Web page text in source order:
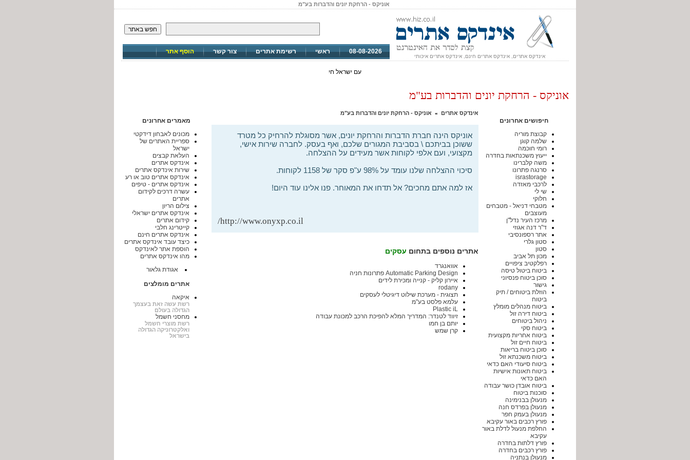
אוניקס - הרחקת יונים והדברות בע"מ
אינדקס אתרים, אינדקס אתרים חינם, אינדקס אתרים איכותי
חפש באתר
08-08-2026 ראשי רשימת אתרים צור קשר הוסף אתר
עם ישראל חי
אוניקס - הרחקת יונים והדברות בע"מ
חיפושים אחרונים
קבוצת מוריה
שלמה קוגן
רומי חוכמה
ייעוץ משכנתאות בחדרה
משה קלברינו
סרנגה פתרונו
israstorage
לרכבי מאזדה
שי לי
חלוקי
מטבחי דניאל - מטבחים
מעוצבים
מרכז העיר נדל"ן
ד"ר דנה אגוזי
אתר רספונסיבי
סטון גלרי
סטון
מכון תל אביב
רפלקטיב ציפויים
ביטוח ביטול טיסה
סוכן ביטוח פנסיוני
גישור
הוזלת ביטוחים / תיק
ביטוח
ביטוח מנהלים מומלץ
ביטוח דירה זול
ניהול ביטוחים
ביטוח סקי
ביטוח אחריות מקצועית
ביטוח חיים זול
סוכן ביטוח בריאות
ביטוח משכנתא זול
ביטוח סיעודי האם כדאי
ביטוח תאונות אישיות
האם כדאי
ביטוח אובדן כושר עבודה
סוכנות ביטוח
מנעולן בבנימינה
מנעולן בפרדס חנה
מנעולן בעמק חפר
פורץ רכבים באור עקיבא
החלפת מנעול לדלת באור
עקיבא
פורץ דלתות בחדרה
פורץ רכבים בחדרה
מנעולן בנתניה
אינדקס אתרים » אוניקס - הרחקת יונים והדברות בע"מ
אוניקס הינה חברת הדברות והרחקת יונים, אשר מסוגלת להרחיק כל מטרד
ששוכן בביתכם \ בסביבת המגורים שלכם, ואף בעסק. לחברה שירות אישי,
מקצועי, ועם אלפי לקוחות אשר מעידים על ההצלחה.
סיכוי ההצלחה שלנו עומד על 98% ע"פ סקר של 1158 לקוחות.
אז למה אתם מחכים? אל תדחו את המאוחר. פנו אלינו עוד היום!
http://www.onyxp.co.il/
אתרים נוספים בתחום עסקים
אוואנגרד
Automatic Parking Design פתרונות חניה
איירון קליק - קנייה ומכירת לידים
rodany
תצוגית - מערכת שילוט דיגיטלי לעסקים
עלמא פלסט בע"מ
Plastic iL
זיווד לטנדר: המדריך המלא להפיכת הרכב למכונת עבודה
יותם בן חמו
קרן שמש
מאמרים אחרונים
מכונים לאבחון דידקטי
ספריית האתרים של
ישראל
העלאת קבצים
אינדקס אתרים
שירות אינדקס אתרים
אינדקס אתרים טוב או רע
אינדקס אתרים - טיפים
עשרה דרכים לקידום
אתרים
צילום הריון
אינדקס אתרים ישראלי
קידום אתרים
קייטרינג חלבי
אינדקס אתרים חינם
כיצד עובד אינדקס אתרים
הוספת אתר לאינדקס
מהו אינדקס אתרים
אגודת גלאור
אתרים מומלצים
איקאה
רשת עשה זאת בעצמך
הגדולה בעולם
מחסני חשמל
רשת מוצרי חשמל
ואלקטרוניקה הגדולה
בישראל